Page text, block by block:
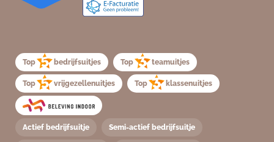
Top bedrijfsuitjes Top teamuitjes
Top vrijgezellenuitjes Top klassenuitjes
Actief bedrijfsuitje Semi-actief bedrijfsuitje